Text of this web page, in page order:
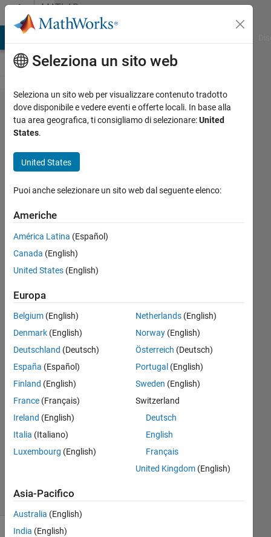
Vai al contenutoMATLAB
Answers
replace
matrix
the
of
another
matrix
B
Cochin
15 Mag
2022
2
Risposte
accettata
Aggiornato
(30 giorni)
Seleziona un sito web
Seleziona un sito web per visualizzare contenuto tradotto
dove disponibile e vedere eventi e offerte locali. In base alla
tua area geografica, ti consigliamo di selezionare:United
States.
United States
Puoi anche selezionare un sito web dal seguente elenco:
Americhe
América Latina (Español)
Canada (English)
United States (English)
Europa
Belgium (English)
Denmark (English)
Deutschland (Deutsch)
España (Español)
Finland (English)
France (Français)
Ireland (English)
Italia (Italiano)
Luxembourg (English)
Netherlands(English)
Norway(English)
Österreich (Deutsch)
Portugal (English)
Sweden (English)
Switzerland
Deutsch
English
Français
United Kingdom(English)
Asia-Pacifico
Australia (English)
India (English)